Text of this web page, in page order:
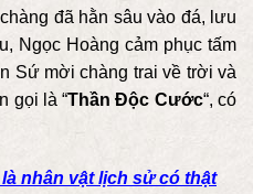
đã hằn sâu vào đá, lưu
Ngọc Hoàng cảm phục tấm
Sứ mời chàng trai về trời và
gọi là “Thần Độc Cước“, có
nhân vật lịch sử có thật